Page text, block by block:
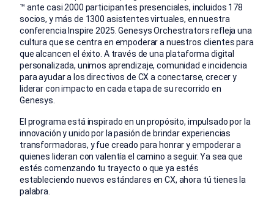
™ ante casi 2000 participantes presenciales, incluidos 178
socios, y más de 1300 asistentes virtuales, en nuestra
conferencia Inspire 2025. Genesys Orchestrators refleja una
cultura que se centra en empoderar a nuestros clientes para
que alcancen el éxito. A través de una plataforma digital
personalizada, unimos aprendizaje, comunidad e incidencia
para ayudar a los directivos de CX a conectarse, crecer y
liderar con impacto en cada etapa de su recorrido en
Genesys.
El programa está inspirado en un propósito, impulsado por la
innovación y unido por la pasión de brindar experiencias
transformadoras, y fue creado para honrar y empoderar a
quienes lideran con valentía el camino a seguir. Ya sea que
estés comenzando tu trayecto o que ya estés
estableciendo nuevos estándares en CX, ahora tú tienes la
palabra.